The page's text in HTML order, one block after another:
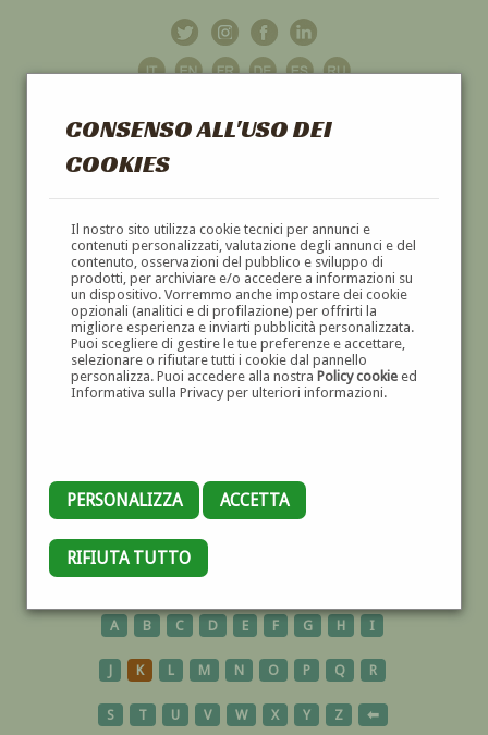
CONSENSO ALL'USO DEI
COOKIES
Il nostro sito utilizza cookie tecnici per annunci e
contenuti personalizzati, valutazione degli annunci e del
contenuto, osservazioni del pubblico e sviluppo di
prodotti, per archiviare e/o accedere a informazioni su
un dispositivo. Vorremmo anche impostare dei cookie
opzionali (analitici e di profilazione) per offrirti la
migliore esperienza e inviarti pubblicità personalizzata.
Puoi scegliere di gestire le tue preferenze e accettare,
selezionare o rifiutare tutti i cookie dal pannello
personalizza. Puoi accedere alla nostra Policy cookieed
Informativa sulla Privacy per ulteriori informazioni.
PERSONALIZZA ACCETTA
RIFIUTA TUTTO
GALLERIAD'ARTE
DIPINTI E SCULTURE '800 E '900
AUTORI
A B C D E F G H I
J K L M N O P Q R
S T U V W X Y Z ⬅